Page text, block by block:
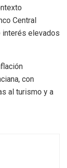
Central
interés elevados
con
al turismo y a